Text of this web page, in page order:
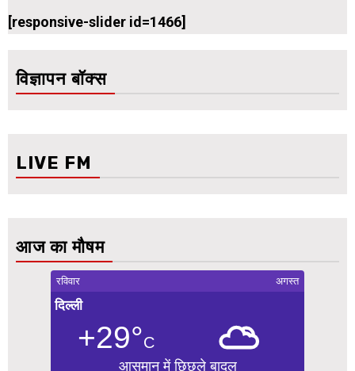
[responsive-slider id=1466]
विज्ञापन बॉक्स
LIVE FM
आज का मौषम
रविवार अगस्त
दिल्ली
+29°C
आसमान में छिछले बादल